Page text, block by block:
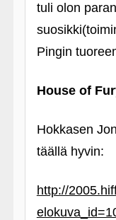
tuli olon
Pingin
House of
Hokkasen
täällä hyvin:
http://